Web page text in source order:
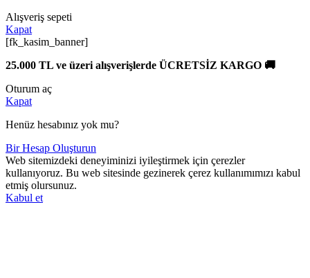
Alışveriş sepeti
Kapat
[fk_kasim_banner]
25.000 TL ve üzeri alışverişlerde ÜCRETSİZ KARGO 🚚
Oturum aç
Kapat
Henüz hesabınız yok mu?
Bir Hesap Oluşturun
Web sitemizdeki deneyiminizi iyileştirmek için çerezler
kullanıyoruz. Bu web sitesinde gezinerek çerez kullanımımızı kabul
etmiş olursunuz.
Kabul et